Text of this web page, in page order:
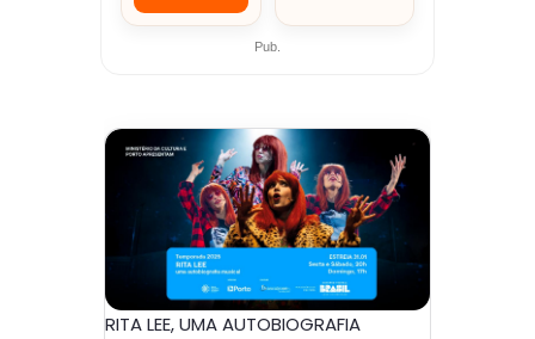
Pub.
RITA LEE, UMA AUTOBIOGRAFIA